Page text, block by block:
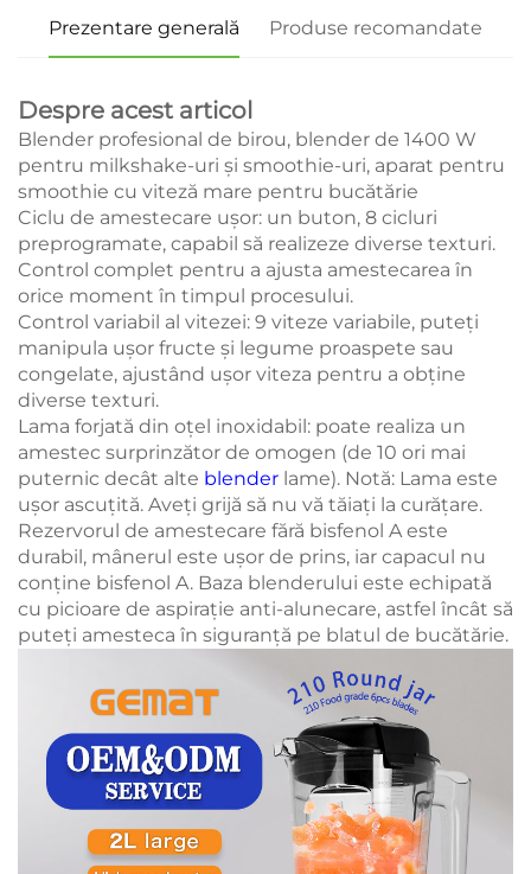
Prezentare generală Produse recomandate
Despre acest articol
Blender profesional de birou, blender de 1400 W
pentru milkshake-uri și smoothie-uri, aparat pentru
smoothie cu viteză mare pentru bucătărie
Ciclu de amestecare ușor: un buton, 8 cicluri
preprogramate, capabil să realizeze diverse texturi.
Control complet pentru a ajusta amestecarea în
orice moment în timpul procesului.
Control variabil al vitezei: 9 viteze variabile, puteți
manipula ușor fructe și legume proaspete sau
congelate, ajustând ușor viteza pentru a obține
diverse texturi.
Lama forjată din oțel inoxidabil: poate realiza un
amestec surprinzător de omogen (de 10 ori mai
puternic decât alte blender lame). Notă: Lama este
ușor ascuțită. Aveți grijă să nu vă tăiați la curățare.
Rezervorul de amestecare fără bisfenol A este
durabil, mânerul este ușor de prins, iar capacul nu
conține bisfenol A. Baza blenderului este echipată
cu picioare de aspirație anti-alunecare, astfel încât să
puteți amesteca în siguranță pe blatul de bucătărie.